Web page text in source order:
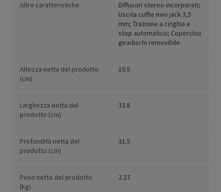
Altre caratteristiche
Diffusori stereo incorporati;
Uscita cuffie mini jack 3,5
mm; Trazione a cinghia e
stop automatico; Coperchio
giradischi removibile.
Altezza netta del prodotto
(cm)
10.5
Larghezza netta del
prodotto (cm)
32.8
Profondità netta del
prodotto (cm)
31.5
Peso netto del prodotto
(kg)
2.27